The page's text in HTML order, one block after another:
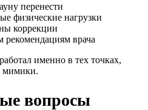
перенести
физические нагрузки
коррекции
рекомендациям врача
именно в тех точках,
мимики.
вопросы